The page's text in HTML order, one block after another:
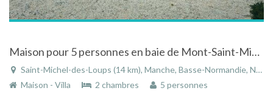
Maison pour 5 personnes en baie de Mont-Saint-Michel à St-Michel-des-Loups
Saint-Michel-des-Loups (14 km), Manche, Basse-Normandie, Normandie, France
Maison - Villa
2 chambres 5 personnes